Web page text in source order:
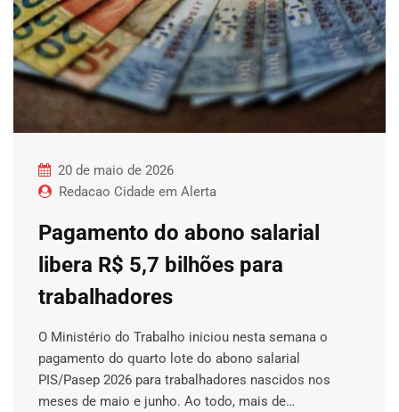
20 de maio de 2026
Redacao Cidade em Alerta
Pagamento do abono salarial
libera R$ 5,7 bilhões para
trabalhadores
O Ministério do Trabalho iniciou nesta semana o
pagamento do quarto lote do abono salarial
PIS/Pasep 2026 para trabalhadores nascidos nos
meses de maio e junho. Ao todo, mais de…